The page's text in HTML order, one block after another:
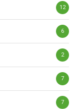
12
6
2
7
7